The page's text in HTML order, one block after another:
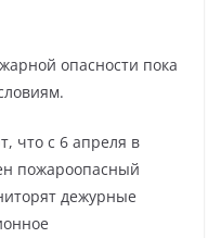
опасности пока
что с 6 апреля в
пожароопасный
дежурные